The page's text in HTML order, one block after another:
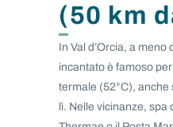
(50 km
In Val d’Orcia, a meno
incantato è famoso
termale (52°C), anche
lì. Nelle vicinanze, spa